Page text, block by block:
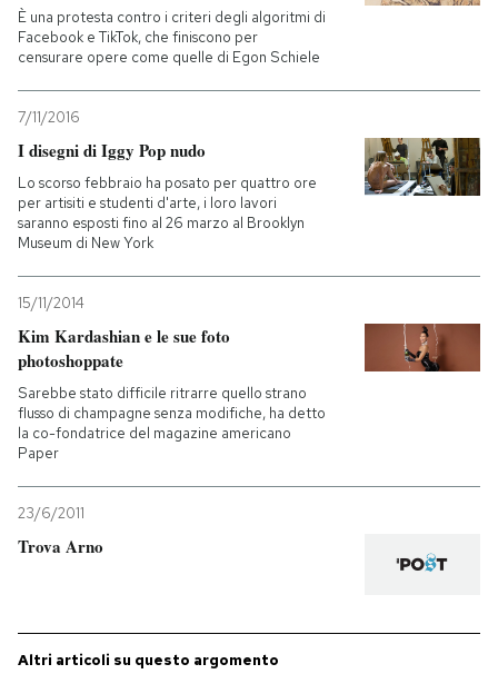
Internet
Scienza
Economia
Sport
Ok Boomer!
Media
Mondiali calcio 2026
PODCAST
I MIEI PREFERITI
CALENDARIO
Entra
È una protesta contro i criteri degli algoritmi di
Facebook e TikTok, che finiscono per
censurare opere come quelle di Egon Schiele
7/11/2016
I disegni di Iggy Pop nudo
Lo scorso febbraio ha posato per quattro ore
per artisiti e studenti d'arte, i loro lavori
saranno esposti fino al 26 marzo al Brooklyn
Museum di New York
15/11/2014
Kim Kardashian e le sue foto
photoshoppate
Sarebbe stato difficile ritrarre quello strano
flusso di champagne senza modifiche, ha detto
la co-fondatrice del magazine americano
Paper
23/6/2011
Trova Arno
Altri articoli su questo argomento